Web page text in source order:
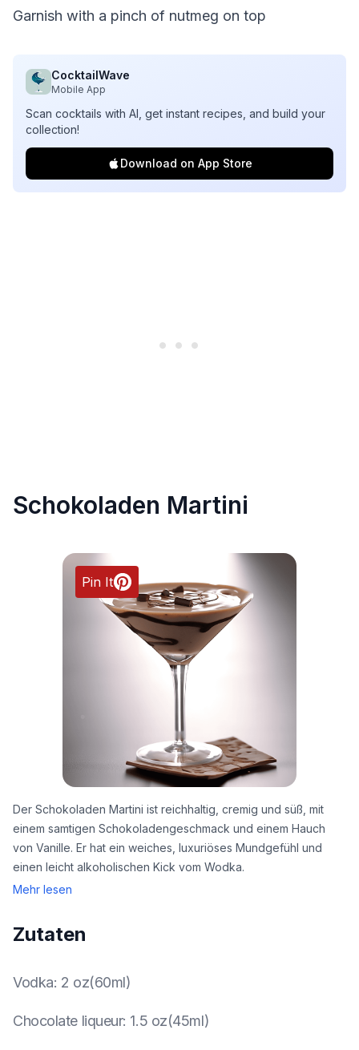
Garnish with a pinch of nutmeg on top
CocktailWave
Mobile App
Scan cocktails with AI, get instant recipes, and build your
collection!
Download on App Store
Schokoladen Martini
Pin It
Der Schokoladen Martini ist reichhaltig, cremig und süß, mit
einem samtigen Schokoladengeschmack und einem Hauch
von Vanille. Er hat ein weiches, luxuriöses Mundgefühl und
einen leicht alkoholischen Kick vom Wodka.
Mehr lesen
Zutaten
Vodka: 2 oz(60ml)
Chocolate liqueur: 1.5 oz(45ml)